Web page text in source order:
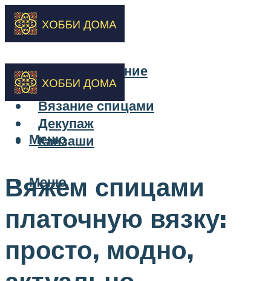
Бисероплетение
Вышивка
Вязание спицами
Декупаж
Канзаши
Меню
Меню
Вяжем спицами
платочную вязку:
просто, модно,